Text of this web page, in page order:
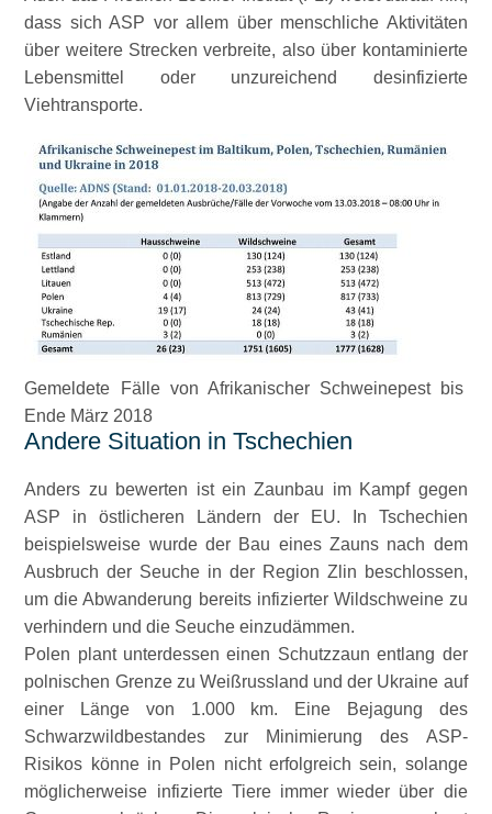
dass sich ASP vor allem über menschliche Aktivitäten
über weitere Strecken verbreite, also über kontaminierte
Lebensmittel oder unzureichend desinfizierte
Viehtransporte.
Gemeldete Fälle von Afrikanischer Schweinepest bis
Ende März 2018
Andere Situation in Tschechien
Anders zu bewerten ist ein Zaunbau im Kampf gegen
ASP in östlicheren Ländern der EU. In Tschechien
beispielsweise wurde der Bau eines Zauns nach dem
Ausbruch der Seuche in der Region Zlin beschlossen,
um die Abwanderung bereits infizierter Wildschweine zu
verhindern und die Seuche einzudämmen.
Polen plant unterdessen einen Schutzzaun entlang der
polnischen Grenze zu Weißrussland und der Ukraine auf
einer Länge von 1.000 km. Eine Bejagung des
Schwarzwildbestandes zur Minimierung des ASP-
Risikos könne in Polen nicht erfolgreich sein, solange
möglicherweise infizierte Tiere immer wieder über die